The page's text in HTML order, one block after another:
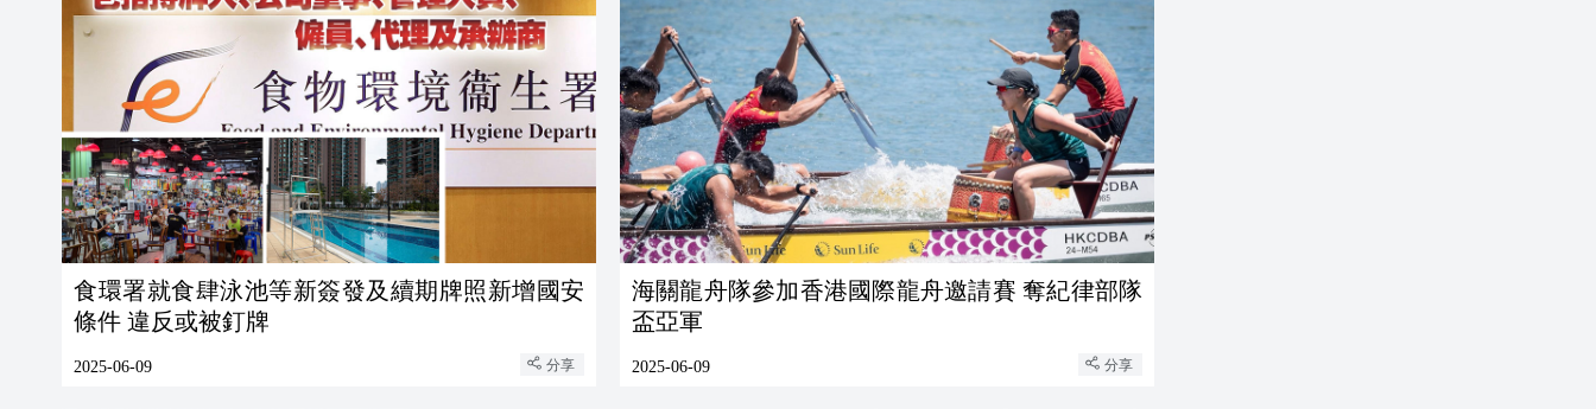
食環署就食肆泳池等新簽發及續期牌照新增國安
條件 違反或被釘牌
2025-06-09 分享
海關龍舟隊參加香港國際龍舟邀請賽 奪紀律部隊
盃亞軍
2025-06-09 分享